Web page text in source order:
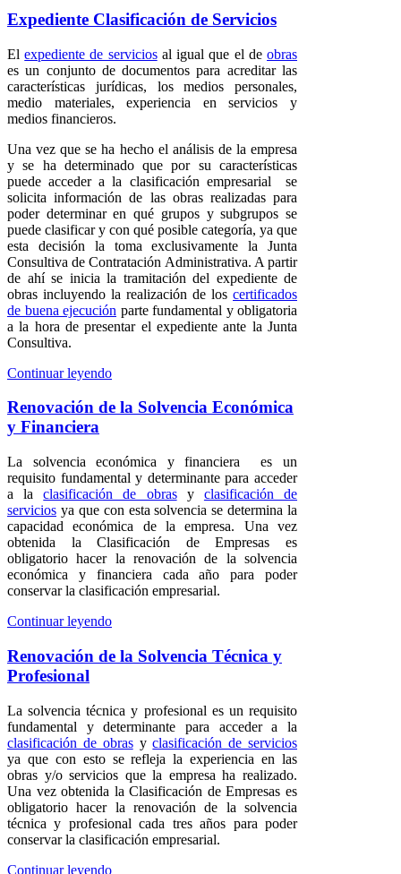
Expediente Clasificación de Servicios
Elexpediente de serviciosal igual que el deobras
es un conjunto de documentos para acreditar las
características jurídicas, los medios personales,
medio materiales, experiencia en servicios y
medios financieros.
Una vez que se ha hecho el análisis de la empresa
y se ha determinado que por su características
puede acceder a la clasificación empresarial se
solicita información de las obras realizadas para
poder determinar en qué grupos y subgrupos se
puede clasificar y con qué posible categoría, ya que
esta decisión la toma exclusivamente la Junta
Consultiva de Contratación Administrativa. A partir
de ahí se inicia la tramitación del expediente de
obras incluyendo la realización de los certificados
de buena ejecución parte fundamental y obligatoria
a la hora de presentar el expediente ante la Junta
Consultiva.
Continuar leyendo
Renovación de la Solvencia Económica
y Financiera
La solvencia económica y financiera es un
requisito fundamental y determinante para acceder
a laclasificación de obrasy clasificación de
servicios ya que con esta solvencia se determina la
capacidad económica de la empresa. Una vez
obtenida la Clasificación de Empresas es
obligatorio hacer la renovación de la solvencia
económica y financiera cada año para poder
conservar la clasificación empresarial.
Continuar leyendo
Renovación de la Solvencia Técnica y
Profesional
La solvencia técnica y profesional es un requisito
fundamental y determinante para acceder a la
clasificación de obrasyclasificación de servicios
ya que con esto se refleja la experiencia en las
obras y/o servicios que la empresa ha realizado.
Una vez obtenida la Clasificación de Empresas es
obligatorio hacer la renovación de la solvencia
técnica y profesional cada tres años para poder
conservar la clasificación empresarial.
Continuar leyendo